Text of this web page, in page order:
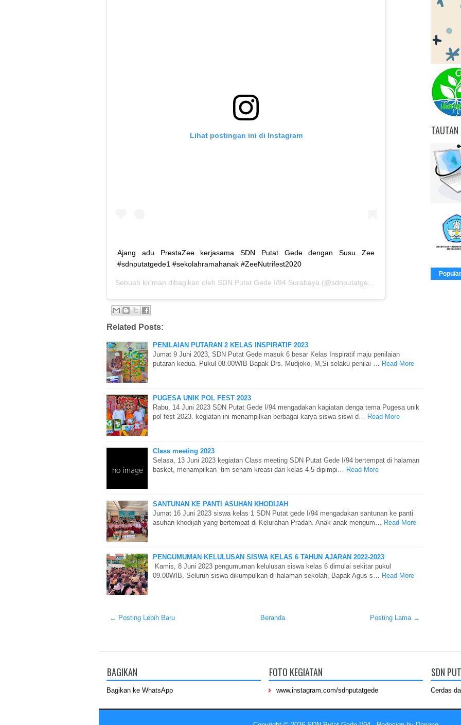
Lihat postingan ini di Instagram
Ajang adu PrestaZee kerjasama SDN Putat Gede dengan Susu Zee
#sdnputatgede1 #sekolahramahanak #ZeeNutrifest2020
Sebuah kiriman dibagikan oleh SDN Putat Gede I/94 Surabaya (@sdnputatgede) pada 8 Mar 2020 jam
Related Posts:
PENILAIAN PUTARAN 2 KELAS INSPIRATIF 2023
Jumat 9 Juni 2023, SDN Putat Gede masuk 6 besar Kelas Inspiratif maju penilaian
putaran kedua. Pukul 08.00WIB Bapak Drs. Mudjoko, M,Si selaku penilai … Read More
PUGESA UNIK POL FEST 2023
Rabu, 14 Juni 2023 SDN Putat Gede I/94 mengadakan kagiatan denga tema Pugesa unik
pol fest 2023. kegiatan ini menampilkan berbagai karya siswa siswi d… Read More
Class meeting 2023
Selasa, 13 Juni 2023 kegiatan Class meeting SDN Putat Gede I/94 bertempat di halaman
basket, menampilkan tim senam kreasi dari kelas 4-5 dipimpi… Read More
SANTUNAN KE PANTI ASUHAN KHODIJAH
Jumat 16 Juni 2023 siswa kelas 1 SDN Putat gede I/94 mengadakan santunan ke panti
asuhan khodijah yang bertempat di Kelurahan Pradah. Anak anak mengum… Read More
PENGUMUMAN KELULUSAN SISWA KELAS 6 TAHUN AJARAN 2022-2023
Kamis, 8 Juni 2023 pengumuman kelulusan siswa kelas 6 dimulai sekitar pukul
09.00WIB. Seluruh siswa dikumpulkan di halaman sekolah, Bapak Agus s… Read More
← Posting Lebih Baru Posting Lama →
Beranda
TAUTAN
Popular
BAGIKAN
Bagikan ke WhatsApp
FOTO KEGIATAN
www.instagram.com/sdnputatgede
SDN
Cerdas